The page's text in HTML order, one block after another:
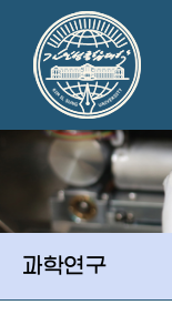
과학연구